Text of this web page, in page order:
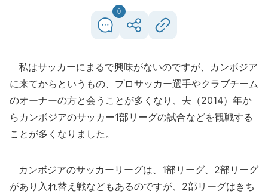
0
私はサッカーにまるで興味がないのですが、カンボジア
に来てからというもの、プロサッカー選手やクラブチーム
のオーナーの方と会うことが多くなり、去（2014）年か
らカンボジアのサッカー1部リーグの試合などを観戦する
ことが多くなりました。
カンボジアのサッカーリーグは、1部リーグ、2部リーグ
があり入れ替え戦などもあるのですが、2部リーグはきち